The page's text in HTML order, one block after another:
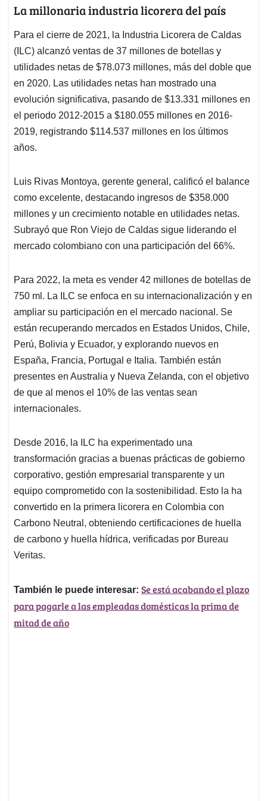
La millonaria industria licorera del país
Para el cierre de 2021, la Industria Licorera de Caldas
(ILC) alcanzó ventas de 37 millones de botellas y
utilidades netas de $78.073 millones, más del doble que
en 2020. Las utilidades netas han mostrado una
evolución significativa, pasando de $13.331 millones en
el periodo 2012-2015 a $180.055 millones en 2016-
2019, registrando $114.537 millones en los últimos
años.
Luis Rivas Montoya, gerente general, calificó el balance
como excelente, destacando ingresos de $358.000
millones y un crecimiento notable en utilidades netas.
Subrayó que Ron Viejo de Caldas sigue liderando el
mercado colombiano con una participación del 66%.
Para 2022, la meta es vender 42 millones de botellas de
750 ml. La ILC se enfoca en su internacionalización y en
ampliar su participación en el mercado nacional. Se
están recuperando mercados en Estados Unidos, Chile,
Perú, Bolivia y Ecuador, y explorando nuevos en
España, Francia, Portugal e Italia. También están
presentes en Australia y Nueva Zelanda, con el objetivo
de que al menos el 10% de las ventas sean
internacionales.
Desde 2016, la ILC ha experimentado una
transformación gracias a buenas prácticas de gobierno
corporativo, gestión empresarial transparente y un
equipo comprometido con la sostenibilidad. Esto la ha
convertido en la primera licorera en Colombia con
Carbono Neutral, obteniendo certificaciones de huella
de carbono y huella hídrica, verificadas por Bureau
Veritas.
También le puede interesar: Se está acabando el plazo
para pagarle a las empleadas domésticas la prima de
mitad de año